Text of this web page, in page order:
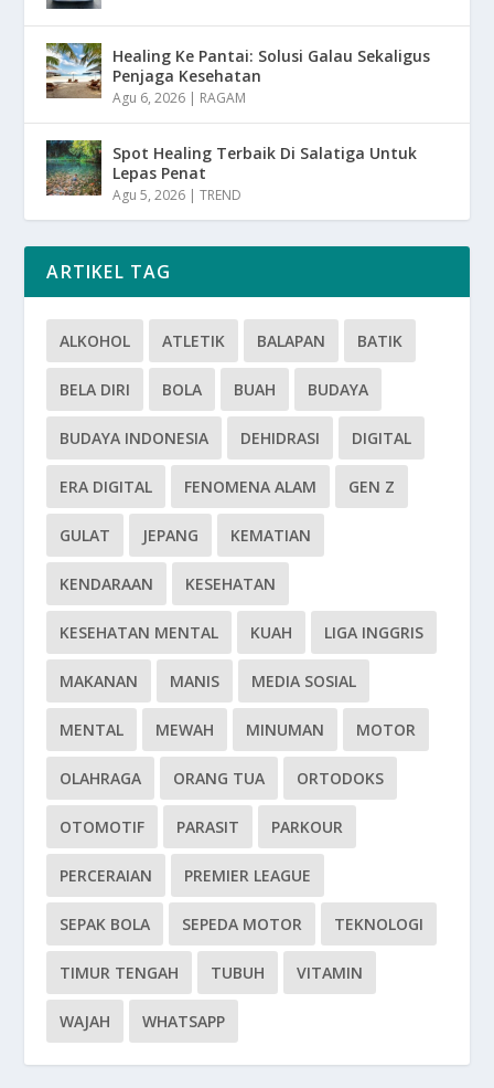
Healing Ke Pantai: Solusi Galau Sekaligus
Penjaga Kesehatan
Agu 6, 2026 | RAGAM
Spot Healing Terbaik Di Salatiga Untuk
Lepas Penat
Agu 5, 2026 |TREND
ARTIKEL TAG
ALKOHOL ATLETIK BALAPAN BATIK
BELA DIRI BOLA BUAH BUDAYA
BUDAYA INDONESIA DEHIDRASI DIGITAL
ERA DIGITAL FENOMENA ALAM GEN Z
GULAT JEPANG KEMATIAN
KENDARAAN KESEHATAN
KESEHATAN MENTAL KUAH LIGA INGGRIS
MAKANAN MANIS MEDIA SOSIAL
MENTAL MEWAH MINUMAN MOTOR
OLAHRAGA ORANG TUA ORTODOKS
OTOMOTIF PARASIT PARKOUR
PERCERAIAN PREMIER LEAGUE
SEPAK BOLA SEPEDA MOTOR TEKNOLOGI
TIMUR TENGAH TUBUH VITAMIN
WAJAH WHATSAPP